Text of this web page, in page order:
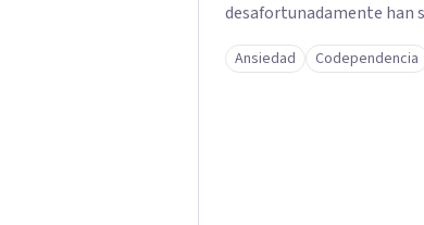
desafortunadamente han
Ansiedad Codependencia